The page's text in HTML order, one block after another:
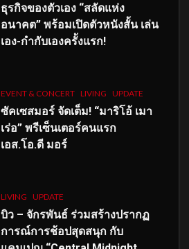
ธุรกิจของตัวเอง “สลัดแห่ง
อนาคต” พร้อมเปิดตัวหนังสั้น เล่น
เอง-กำกับเองครั้งแรก!
EVENT & CONCERT LIVING UPDATE
ซัคเซสมอร์ จัดเต็ม! “มาริโอ้ เมา
เร่อ” พรีเซ็นเตอร์คนแรก
เอส.โอ.ดี มอร์
LIVING UPDATE
บิว – จักรพันธ์ ร่วมสร้างปรากฏ
การณ์การช้อปสุดสนุก กับ